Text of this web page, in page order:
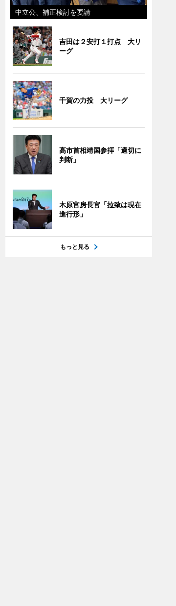
中立公、補正検討を要請
吉田は２安打１打点 大リ
ーグ
千賀の力投 大リーグ
高市首相靖国参拝「適切に
判断」
木原官房長官「拉致は現在
進行形」
もっと見る